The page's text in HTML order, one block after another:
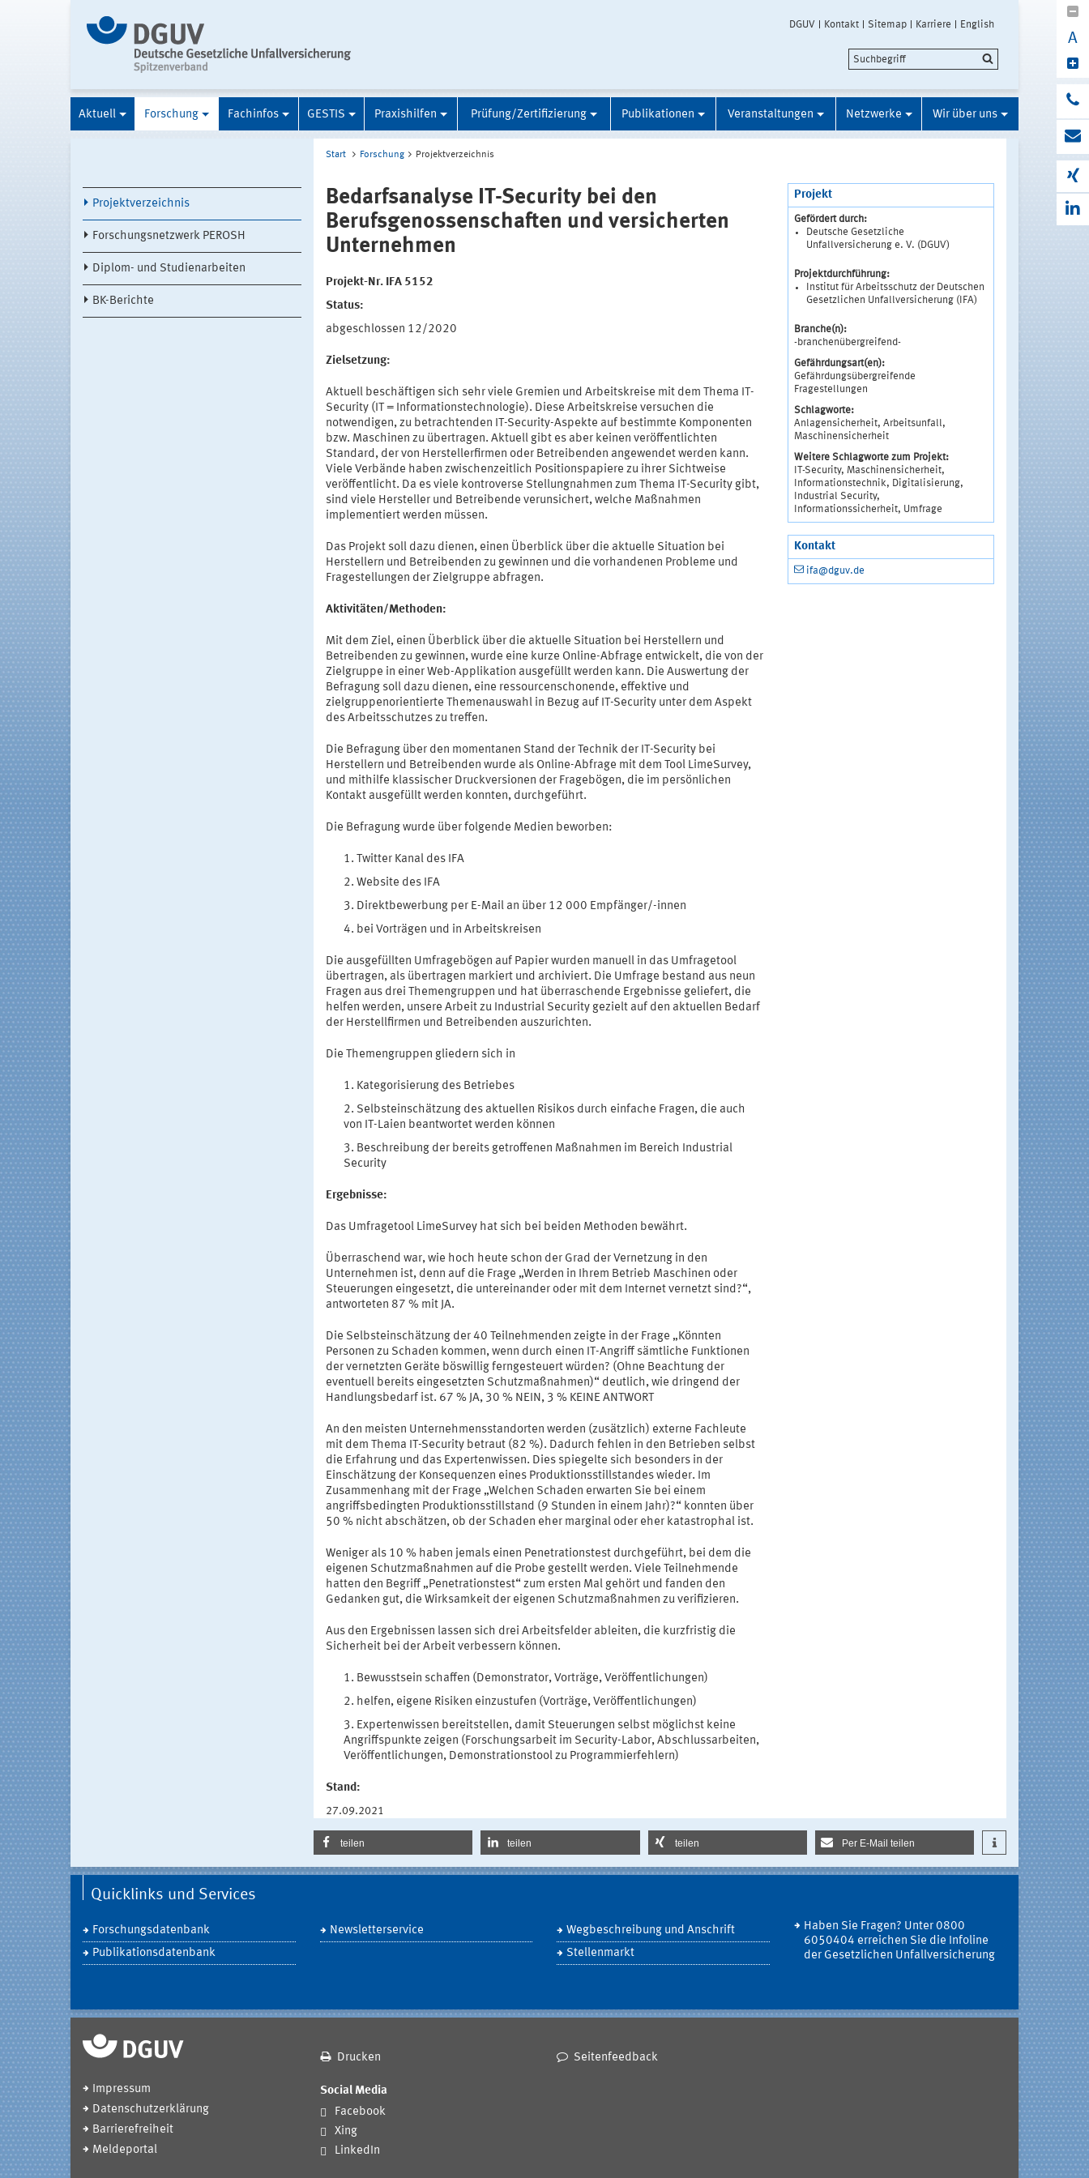
DGUV Kontakt Sitemap Karriere English
A
Aktuell Forschung Fachinfos GESTIS Praxishilfen Prüfung/Zertifizierung Publikationen Veranstaltungen Netzwerke Wir über uns
Projektverzeichnis
Forschungsnetzwerk PEROSH
Diplom- und Studienarbeiten
BK-Berichte
Start Forschung Projektverzeichnis
Bedarfsanalyse IT-Security bei den
Berufsgenossenschaften und versicherten
Unternehmen
Projekt-Nr. IFA 5152
Status:
abgeschlossen 12/2020
Zielsetzung:
Aktuell beschäftigen sich sehr viele Gremien und Arbeitskreise mit dem Thema IT-
Security (IT = Informationstechnologie). Diese Arbeitskreise versuchen die
notwendigen, zu betrachtenden IT-Security-Aspekte auf bestimmte Komponenten
bzw. Maschinen zu übertragen. Aktuell gibt es aber keinen veröffentlichten
Standard, der von Herstellerfirmen oder Betreibenden angewendet werden kann.
Viele Verbände haben zwischenzeitlich Positionspapiere zu ihrer Sichtweise
veröffentlicht. Da es viele kontroverse Stellungnahmen zum Thema IT-Security gibt,
sind viele Hersteller und Betreibende verunsichert, welche Maßnahmen
implementiert werden müssen.
Das Projekt soll dazu dienen, einen Überblick über die aktuelle Situation bei
Herstellern und Betreibenden zu gewinnen und die vorhandenen Probleme und
Fragestellungen der Zielgruppe abfragen.
Aktivitäten/Methoden:
Mit dem Ziel, einen Überblick über die aktuelle Situation bei Herstellern und
Betreibenden zu gewinnen, wurde eine kurze Online-Abfrage entwickelt, die von der
Zielgruppe in einer Web-Applikation ausgefüllt werden kann. Die Auswertung der
Befragung soll dazu dienen, eine ressourcenschonende, effektive und
zielgruppenorientierte Themenauswahl in Bezug auf IT-Security unter dem Aspekt
des Arbeitsschutzes zu treffen.
Die Befragung über den momentanen Stand der Technik der IT-Security bei
Herstellern und Betreibenden wurde als Online-Abfrage mit dem Tool LimeSurvey,
und mithilfe klassischer Druckversionen der Fragebögen, die im persönlichen
Kontakt ausgefüllt werden konnten, durchgeführt.
Die Befragung wurde über folgende Medien beworben:
Twitter Kanal des IFA
Website des IFA
Direktbewerbung per E-Mail an über 12 000 Empfänger/-innen
bei Vorträgen und in Arbeitskreisen
Die ausgefüllten Umfragebögen auf Papier wurden manuell in das Umfragetool
übertragen, als übertragen markiert und archiviert. Die Umfrage bestand aus neun
Fragen aus drei Themengruppen und hat überraschende Ergebnisse geliefert, die
helfen werden, unsere Arbeit zu Industrial Security gezielt auf den aktuellen Bedarf
der Herstellfirmen und Betreibenden auszurichten.
Die Themengruppen gliedern sich in
Kategorisierung des Betriebes
Selbsteinschätzung des aktuellen Risikos durch einfache Fragen, die auch
von IT-Laien beantwortet werden können
Beschreibung der bereits getroffenen Maßnahmen im Bereich Industrial
Security
Ergebnisse:
Das Umfragetool LimeSurvey hat sich bei beiden Methoden bewährt.
Überraschend war, wie hoch heute schon der Grad der Vernetzung in den
Unternehmen ist, denn auf die Frage „Werden in Ihrem Betrieb Maschinen oder
Steuerungen eingesetzt, die untereinander oder mit dem Internet vernetzt sind?“,
antworteten 87 % mit JA.
Die Selbsteinschätzung der 40 Teilnehmenden zeigte in der Frage „Könnten
Personen zu Schaden kommen, wenn durch einen IT-Angriff sämtliche Funktionen
der vernetzten Geräte böswillig ferngesteuert würden? (Ohne Beachtung der
eventuell bereits eingesetzten Schutzmaßnahmen)“ deutlich, wie dringend der
Handlungsbedarf ist. 67 % JA, 30 % NEIN, 3 % KEINE ANTWORT
An den meisten Unternehmensstandorten werden (zusätzlich) externe Fachleute
mit dem Thema IT-Security betraut (82 %). Dadurch fehlen in den Betrieben selbst
die Erfahrung und das Expertenwissen. Dies spiegelte sich besonders in der
Einschätzung der Konsequenzen eines Produktionsstillstandes wieder. Im
Zusammenhang mit der Frage „Welchen Schaden erwarten Sie bei einem
angriffsbedingten Produktionsstillstand (9 Stunden in einem Jahr)?“ konnten über
50 % nicht abschätzen, ob der Schaden eher marginal oder eher katastrophal ist.
Weniger als 10 % haben jemals einen Penetrationstest durchgeführt, bei dem die
eigenen Schutzmaßnahmen auf die Probe gestellt werden. Viele Teilnehmende
hatten den Begriff „Penetrationstest“ zum ersten Mal gehört und fanden den
Gedanken gut, die Wirksamkeit der eigenen Schutzmaßnahmen zu verifizieren.
Aus den Ergebnissen lassen sich drei Arbeitsfelder ableiten, die kurzfristig die
Sicherheit bei der Arbeit verbessern können.
Bewusstsein schaffen (Demonstrator, Vorträge, Veröffentlichungen)
helfen, eigene Risiken einzustufen (Vorträge, Veröffentlichungen)
Expertenwissen bereitstellen, damit Steuerungen selbst möglichst keine
Angriffspunkte zeigen (Forschungsarbeit im Security-Labor, Abschlussarbeiten,
Veröffentlichungen, Demonstrationstool zu Programmierfehlern)
Stand:
27.09.2021
Projekt
Gefördert durch:
Deutsche Gesetzliche
Unfallversicherung e. V. (DGUV)
Projektdurchführung:
Institut für Arbeitsschutz der Deutschen
Gesetzlichen Unfallversicherung (IFA)
Branche(n):
-branchenübergreifend-
Gefährdungsart(en):
Gefährdungsübergreifende
Fragestellungen
Schlagworte:
Anlagensicherheit, Arbeitsunfall,
Maschinensicherheit
Weitere Schlagworte zum Projekt:
IT-Security, Maschinensicherheit,
Informationstechnik, Digitalisierung,
Industrial Security,
Informationssicherheit, Umfrage
Kontakt
ifa@dguv.de
teilen teilen teilen Per E-Mail teilen
Quicklinks und Services
Forschungsdatenbank
Publikationsdatenbank
Newsletterservice
Wegbeschreibung und Anschrift
Stellenmarkt
Haben Sie Fragen? Unter 0800
6050404 erreichen Sie die Infoline
der Gesetzlichen Unfallversicherung
Drucken Seitenfeedback
Impressum
Datenschutzerklärung
Barrierefreiheit
Meldeportal
Social Media
Facebook
Xing
LinkedIn